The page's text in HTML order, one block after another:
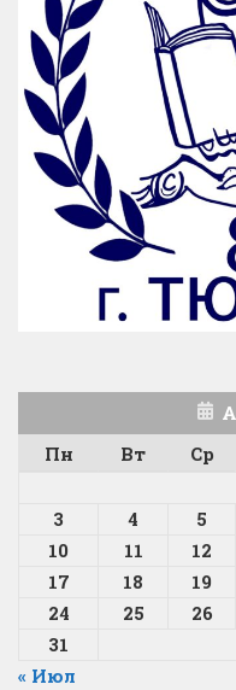
Пн
Вт Ср
3
4 5
10
11 12
17
18 19
24
25 26
31
« Июл